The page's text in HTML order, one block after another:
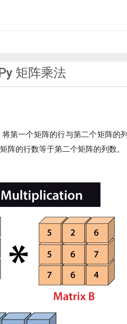
矩阵乘法
第一个矩阵的行与第二个矩阵的
阵的行数等于第二个矩阵的列数。